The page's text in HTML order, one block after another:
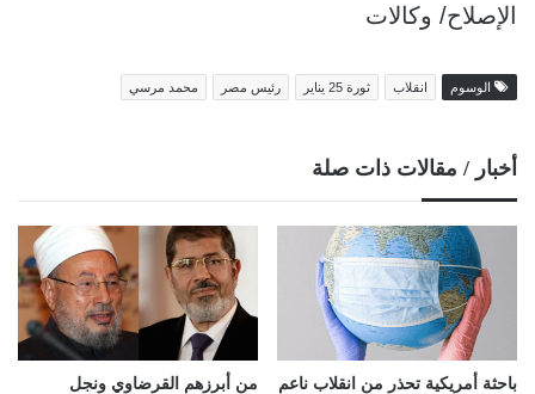
الإصلاح/ وكالات
الوسوم انقلاب ثورة 25 يناير رئيس مصر محمد مرسي
أخبار / مقالات ذات صلة
باحثة أمريكية تحذر من انقلاب ناعم
من أبرزهم القرضاوي ونجل